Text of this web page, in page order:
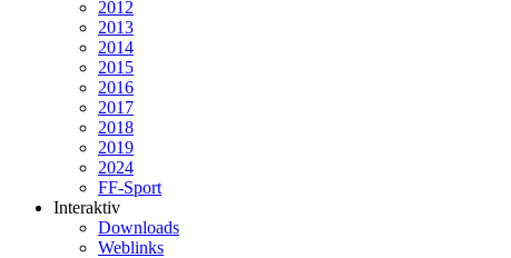
2012
2013
2014
2015
2016
2017
2018
2019
2024
FF-Sport
Interaktiv
Downloads
Weblinks